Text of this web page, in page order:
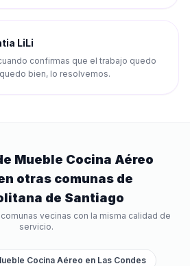
LiLi
confirmas que el trabajo quedo
bien, lo resolvemos.
Mueble Cocina Aéreo
otras comunas de
de Santiago
vecinas con la misma calidad de
servicio.
Cocina Aéreo en Las Condes